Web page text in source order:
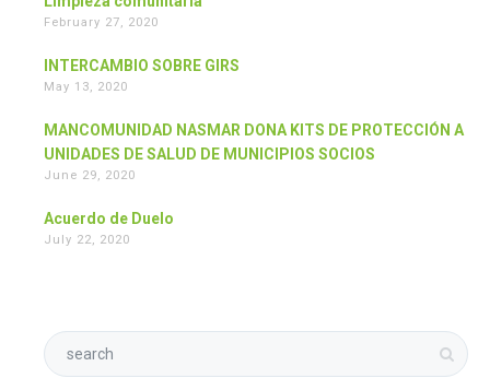
February 27, 2020
INTERCAMBIO SOBRE GIRS
May 13, 2020
MANCOMUNIDAD NASMAR DONA KITS DE PROTECCIÓN A
UNIDADES DE SALUD DE MUNICIPIOS SOCIOS
June 29, 2020
Acuerdo de Duelo
July 22, 2020